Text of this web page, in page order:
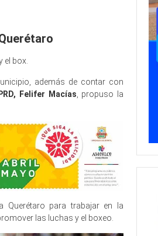
box.
además de contar con
Felifer Macías , propuso la
para trabajar en la
las luchas y el boxeo.